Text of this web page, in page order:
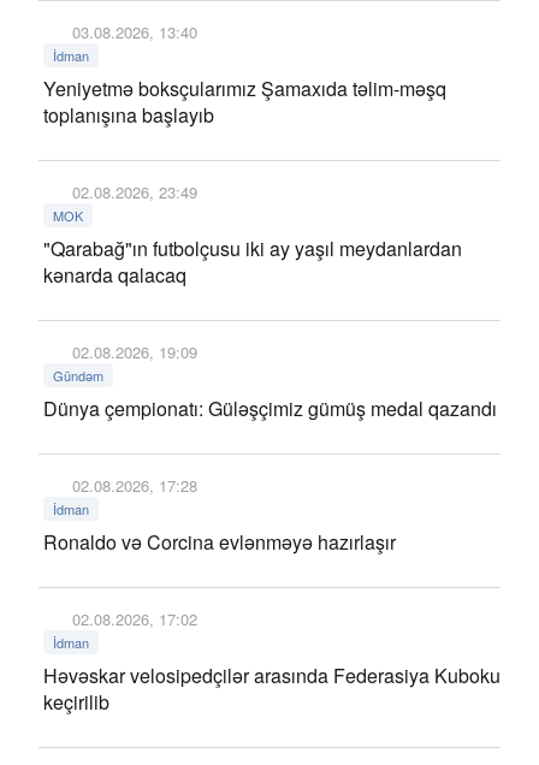
03.08.2026, 13:40
İdman
Yeniyetmə boksçularımız Şamaxıda təlim-məşq
toplanışına başlayıb
02.08.2026, 23:49
MOK
"Qarabağ"ın futbolçusu iki ay yaşıl meydanlardan
kənarda qalacaq
02.08.2026, 19:09
Gündəm
Dünya çempionatı: Güləşçimiz gümüş medal qazandı
02.08.2026, 17:28
İdman
Ronaldo və Corcina evlənməyə hazırlaşır
02.08.2026, 17:02
İdman
Həvəskar velosipedçilər arasında Federasiya Kuboku
keçirilib